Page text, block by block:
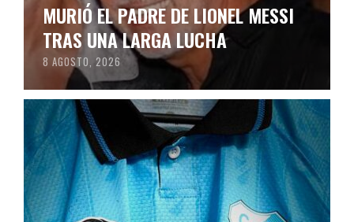
MURIÓ EL PADRE DE LIONEL MESSI
TRAS UNA LARGA LUCHA
8 AGOSTO, 2026